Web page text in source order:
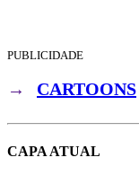
PUBLICIDADE
→ CARTOONS
CAPA ATUAL